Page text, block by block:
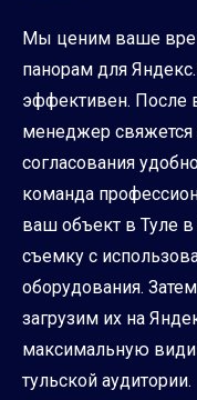
Мы ценим ваше
панорам для
эффективен. После
менеджер свяжется
согласования
команда
ваш объект в Туле
съемку с
оборудования.
загрузим их на
максимальную
тульской аудитории.